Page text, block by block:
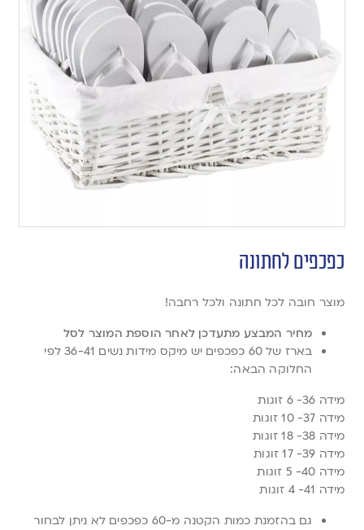
כפכפים לחתונה
מוצר חובה לכל חתונה ולכל רחבה!
מחיר המבצע מתעדכן לאחר הוספת המוצר לסל
בארז של 60 כפכפים יש מיקס מידות נשים 36-41 לפי
החלוקה הבאה:
מידה 36- 6 זוגות
מידה 37- 10 זוגות
מידה 38- 18 זוגות
מידה 39- 17 זוגות
מידה 40- 5 זוגות
מידה 41- 4 זוגות
גם בהזמנת כמות הקטנה מ-60 כפכפים לא ניתן לבחור